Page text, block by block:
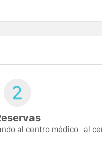
al centro médico al